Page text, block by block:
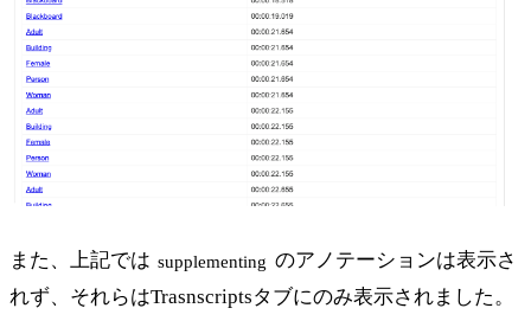
また、上記では supplementing のアノテーションは表示さ
れず、それらはTrasnscriptsタブにのみ表示されました。